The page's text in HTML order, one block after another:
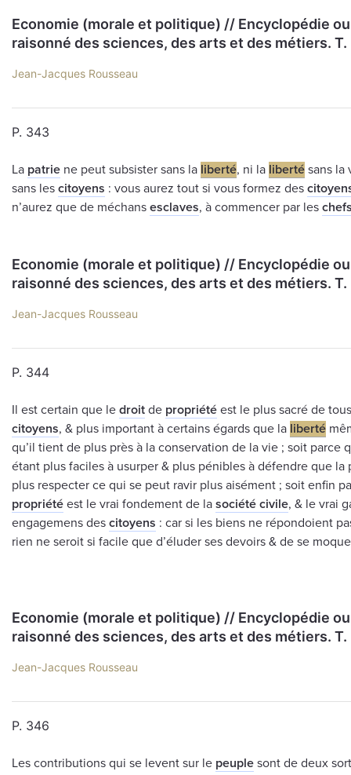
Economie (morale et politique) // Encyclopédie
raisonné des sciences, des arts et des métiers. Т.
Jean-Jacques Rousseau
P. 343
La patrie ne peut subsister sans la liberté, ni la liberté sans la
sans les citoyens : vous aurez tout si vous formez des
n’aurez que de méchans esclaves, à commencer par les
Economie (morale et politique) // Encyclopédie
raisonné des sciences, des arts et des métiers. Т.
Jean-Jacques Rousseau
P. 344
Il est certain que le droit de propriété est le plus sacré de
citoyens, & plus important à certains égards que la liberté
qu’il tient de plus près à la conservation de la vie ; soit parce
étant plus faciles à usurper & plus pénibles à défendre que la
plus respecter ce qui se peut ravir plus aisément ; soit enfin
propriété est le vrai fondement de la société civile, & le vrai
engagemens des citoyens : car si les biens ne répondoient
rien ne seroit si facile que d’éluder ses devoirs & de se
Economie (morale et politique) // Encyclopédie
raisonné des sciences, des arts et des métiers. Т.
Jean-Jacques Rousseau
P. 346
Les contributions qui se levent sur le peuple sont de deux